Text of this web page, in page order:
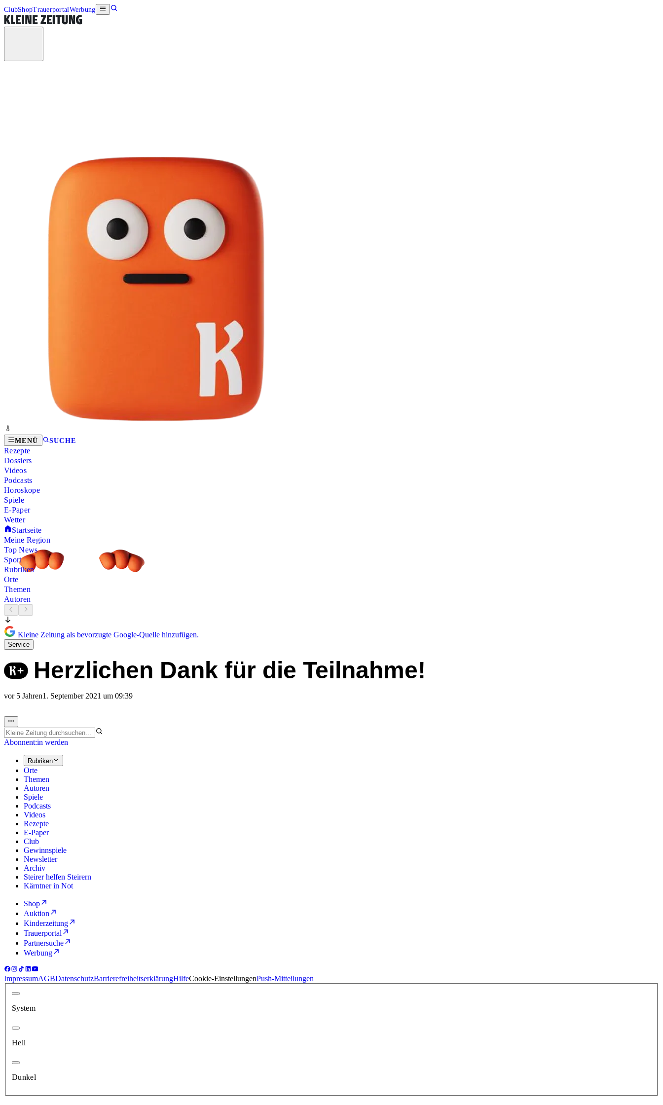
ClubShopTrauerportalWerbung
MENÜ SUCHE
Rezepte
Dossiers
Videos
Podcasts
Horoskope
Spiele
E-Paper
Wetter
Startseite
Meine Region
Top News
Sport
Rubriken
Orte
Themen
Autoren
Kleine Zeitung als bevorzugte Google-Quelle hinzufügen.
Service
Herzlichen Dank für die Teilnahme!
vor 5 Jahren1. September 2021 um 09:39
Abonnent:in werden
Rubriken
Orte
Themen
Autoren
Spiele
Podcasts
Videos
Rezepte
E-Paper
Club
Gewinnspiele
Newsletter
Archiv
Steirer helfen Steirern
Kärntner in Not
Shop
Auktion
Kinderzeitung
Trauerportal
Partnersuche
Werbung
ImpressumAGBDatenschutzBarrierefreiheitserklärungHilfeCookie-EinstellungenPush-Mitteilungen
System
Hell
Dunkel